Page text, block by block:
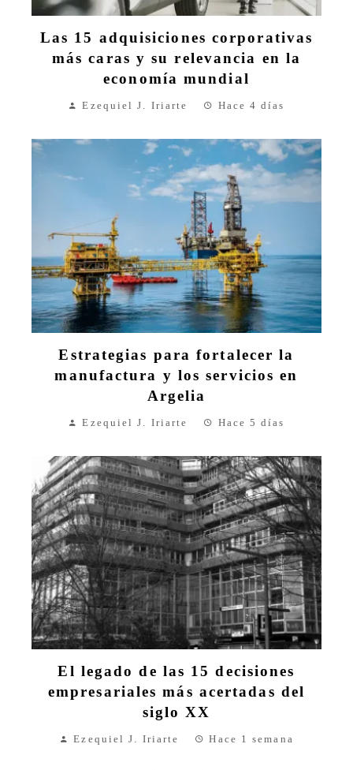
Las 15 adquisiciones corporativas
más caras y su relevancia en la
economía mundial
Ezequiel J. Iriarte Hace 4 días
Estrategias para fortalecer la
manufactura y los servicios en
Argelia
Ezequiel J. Iriarte Hace 5 días
El legado de las 15 decisiones
empresariales más acertadas del
siglo XX
Ezequiel J. Iriarte Hace 1 semana